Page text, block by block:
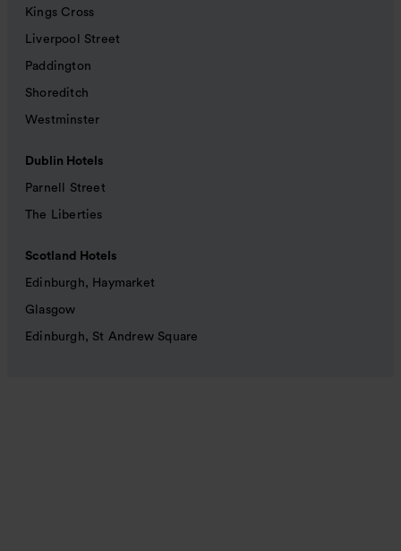
Kings Cross
Liverpool Street
Paddington
Shoreditch
Westminster
Dublin Hotels
Parnell Street
The Liberties
Scotland Hotels
Edinburgh, Haymarket
Glasgow
Edinburgh, St Andrew Square